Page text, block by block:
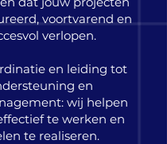
voortvarend en
verlopen.
en leiding tot
en
wij helpen
te werken en
te realiseren.